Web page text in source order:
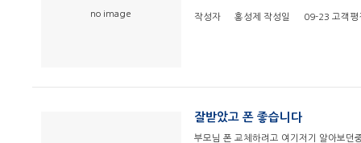
no image 작성자 홍성제 작성일 09-23 고객평
잘받았고 폰 좋습니다
부모님 폰 교체하려고 여기저기 알아보던